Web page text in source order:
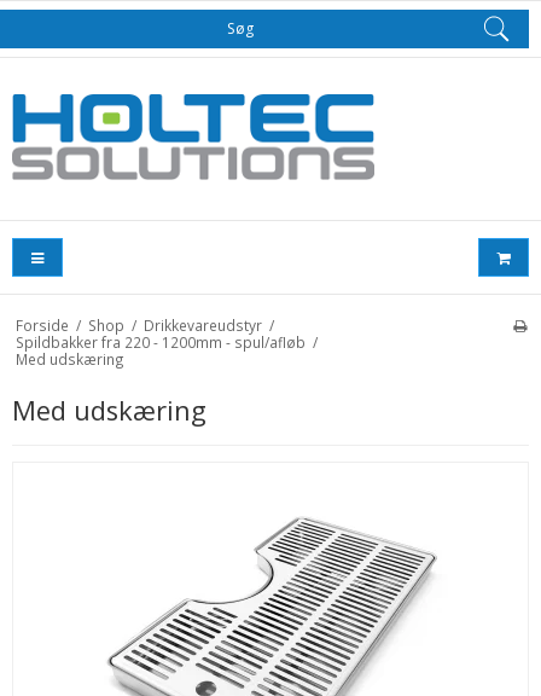
Søg
Forside / Shop / Drikkevareudstyr /
Spildbakker fra 220 - 1200mm - spul/afløb /
Med udskæring
Med udskæring